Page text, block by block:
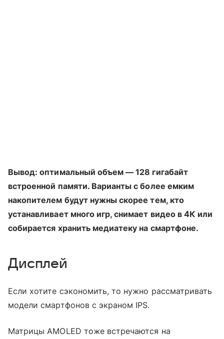
Вывод: оптимальный объем — 128 гигабайт
встроенной памяти. Варианты с более емким
накопителем будут нужны скорее тем, кто
устанавливает много игр, снимает видео в 4К или
собирается хранить медиатеку на смартфоне.
Дисплей
Если хотите сэкономить, то нужно рассматривать
модели смартфонов с экраном IPS.
Матрицы AMOLED тоже встречаются на